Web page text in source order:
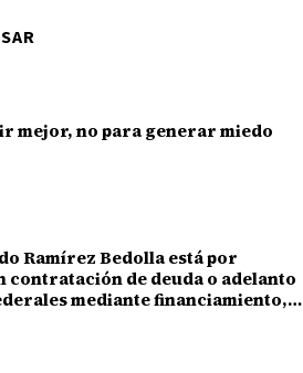
mejor, no para generar miedo
contratación de deuda o adelanto
mediante financiamiento,